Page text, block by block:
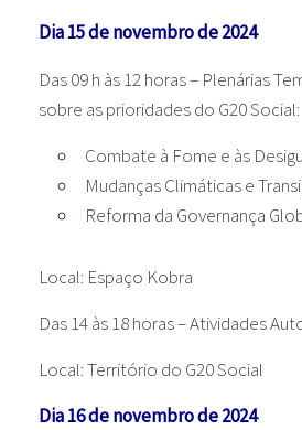
Dia 15 de novembro de 2024
Das 09 h às 12 horas – Plenárias
sobre as prioridades do G20 Social:
Combate à Fome e às
Mudanças Climáticas e
Reforma da Governança
Local: Espaço Kobra
Das 14 às 18 horas – Atividades
Local: Território do G20 Social
Dia 16 de novembro de 2024